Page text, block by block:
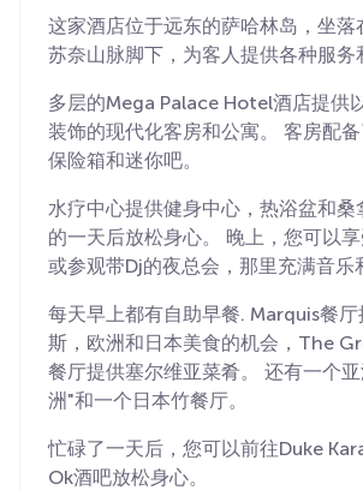
这家酒店位于远东的萨哈林岛，坐落
苏奈山脉脚下，为客人提供各种服务
多层的Mega Palace Hotel酒店提供
装饰的现代化客房和公寓。 客房配备
保险箱和迷你吧。
水疗中心提供健身中心，热浴盆和桑
的一天后放松身心。 晚上，您可以
或参观带Dj的夜总会，那里充满音乐
每天早上都有自助早餐. Marquis餐厅
斯，欧洲和日本美食的机会，The
餐厅提供塞尔维亚菜肴。 还有一个
洲"和一个日本竹餐厅。
忙碌了一天后，您可以前往Duke
Ok酒吧放松身心。